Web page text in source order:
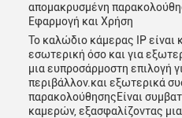
απομακρυσμένη
Εφαρμογή και Χρήση
Το καλώδιο κάμερας IP είναι
εσωτερική όσο και για
μια ευπροσάρμοστη επιλογή
περιβάλλον.και εξωτερικά
παρακολούθησηςΕίναι
καμερών, εξασφαλίζοντας